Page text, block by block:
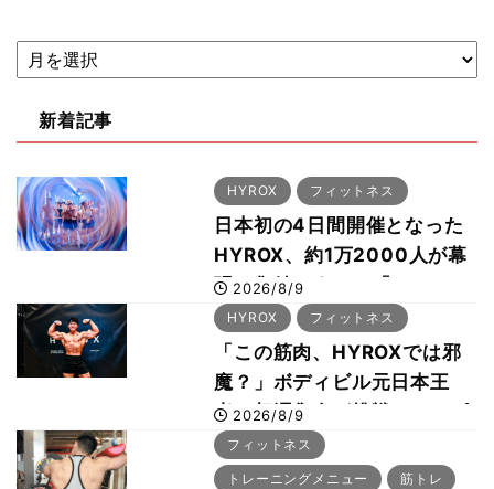
新着記事
HYROX フィットネス
日本初の4日間開催となった
HYROX、約1万2000人が幕
張に集結 すでに「2028、
29年の大会も準備」
2026/8/9
HYROX フィットネス
「この筋肉、HYROXでは邪
魔？」ボディビル元日本王
者・相澤隼人が挑戦 バーピ
ーでは驚異の種目2位
2026/8/9
フィットネス
トレーニングメニュー 筋トレ